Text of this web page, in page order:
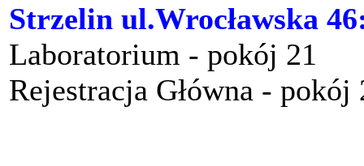
Strzelin ul.Wrocławska
Laboratorium - pokój 21
Rejestracja Główna -